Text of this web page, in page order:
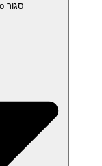
סגור Mell's Studio